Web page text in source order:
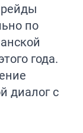
по
года.
диалог с